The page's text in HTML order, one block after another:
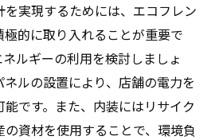
ためのカフェの空調システム
ぐ効果的な空調システムの設
率を高めるための温度管理技
実現するためには、エコフレン
極的に取り入れることが重要で
ルギーの利用を検討しましょ
ルの設置により、店舗の電力を
です。また、内装にはリサイク
資材を使用することで、環境負